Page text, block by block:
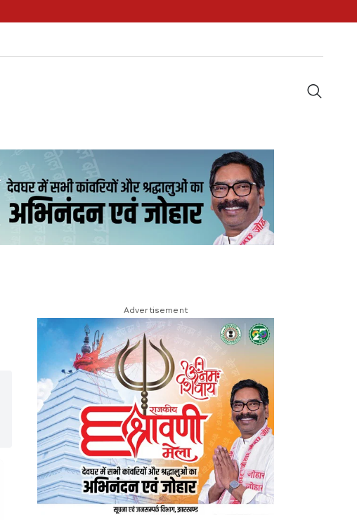
Advertisement